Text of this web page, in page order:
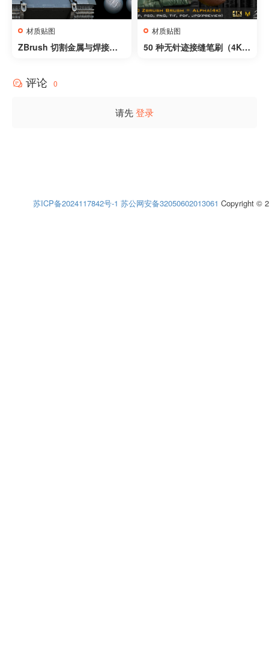
材质贴图
ZBrush 切割金属与焊接笔
材质贴图
50 种无针迹接缝笔刷（4K）
评论 0
请先登录
苏ICP备2024117842号-1 苏公网安备32050602013061 Copyright ©